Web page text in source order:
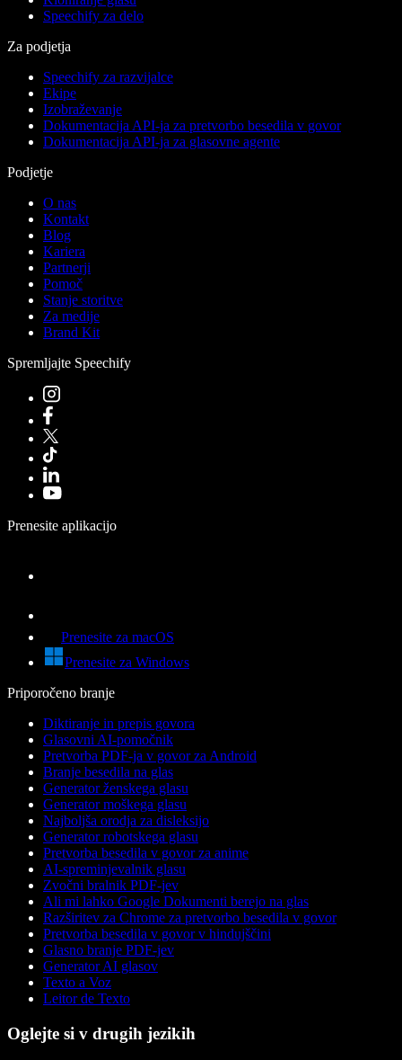
Speechify za delo
Za podjetja
Speechify za razvijalce
Ekipe
Izobraževanje
Dokumentacija API-ja za pretvorbo besedila v govor
Dokumentacija API-ja za glasovne agente
Podjetje
O nas
Kontakt
Blog
Kariera
Partnerji
Pomoč
Stanje storitve
Za medije
Brand Kit
Spremljajte Speechify
Prenesite aplikacijo
Prenesite za macOS
Prenesite za Windows
Priporočeno branje
Diktiranje in prepis govora
Glasovni AI-pomočnik
Pretvorba PDF-ja v govor za Android
Branje besedila na glas
Generator ženskega glasu
Generator moškega glasu
Najboljša orodja za disleksijo
Generator robotskega glasu
Pretvorba besedila v govor za anime
AI-spreminjevalnik glasu
Zvočni bralnik PDF-jev
Ali mi lahko Google Dokumenti berejo na glas
Razširitev za Chrome za pretvorbo besedila v govor
Pretvorba besedila v govor v hindujščini
Glasno branje PDF-jev
Generator AI glasov
Texto a Voz
Leitor de Texto
Oglejte si v drugih jezikih